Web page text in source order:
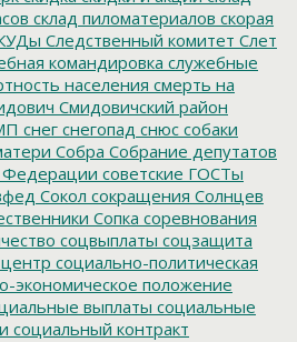
склад пиломатериалов скорая
Следственный комитет Слет
командировка служебные
населения смерть на
Смидовичский район
снег снегопад снюс собаки
Собра Собрание депутатов
Федерации советские ГОСТы
Сокол сокращения Солнцев
Сопка соревнования
соцвыплаты соцзащита
социально-политическая
экономическое положение
выплаты социальные
социальный контракт